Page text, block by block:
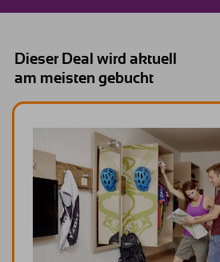
Dieser Deal wird aktuell
am meisten gebucht